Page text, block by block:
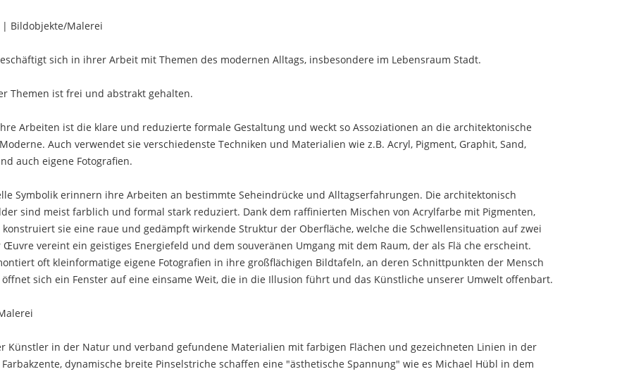
| Bildobjekte/Malerei
sich in ihrer Arbeit mit Themen des modernen Alltags, insbesondere im Lebensraum Stadt.
Themen ist frei und abstrakt gehalten.
Arbeiten ist die klare und reduzierte formale Gestaltung und weckt so Assoziationen an die architektonische
Auch verwendet sie verschiedenste Techniken und Materialien wie z.B. Acryl, Pigment, Graphit, Sand,
auch eigene Fotografien.
Symbolik erinnern ihre Arbeiten an bestimmte Seheindrücke und Alltagserfahrungen. Die architektonisch
sind meist farblich und formal stark reduziert. Dank dem raffinierten Mischen von Acrylfarbe mit Pigmenten,
sie eine raue und gedämpft wirkende Struktur der Oberfläche, welche die Schwellensituation auf zwei
vereint ein geistiges Energiefeld und dem souveränen Umgang mit dem Raum, der als Flä che erscheint.
oft kleinformatige eigene Fotografien in ihre großflächigen Bildtafeln, an deren Schnittpunkten der Mensch
sich ein Fenster auf eine einsame Weit, die in die Illusion führt und das Künstliche unserer Umwelt offenbart.
Künstler in der Natur und verband gefundene Materialien mit farbigen Flächen und gezeichneten Linien in der
dynamische breite Pinselstriche schaffen eine "ästhetische Spannung" wie es Michael Hübl in dem